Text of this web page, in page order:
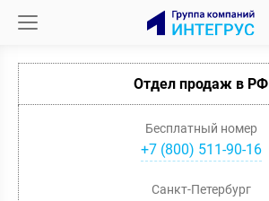
Отдел продаж в РФ
Бесплатный номер
+7 (800) 511-90-16
Санкт-Петербург